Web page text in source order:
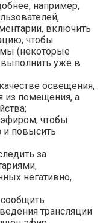
например,
включить
чтобы
(некоторые
уже в
освещения,
из помещения, а
чтобы
и повысить
за
негативно,
трансляции